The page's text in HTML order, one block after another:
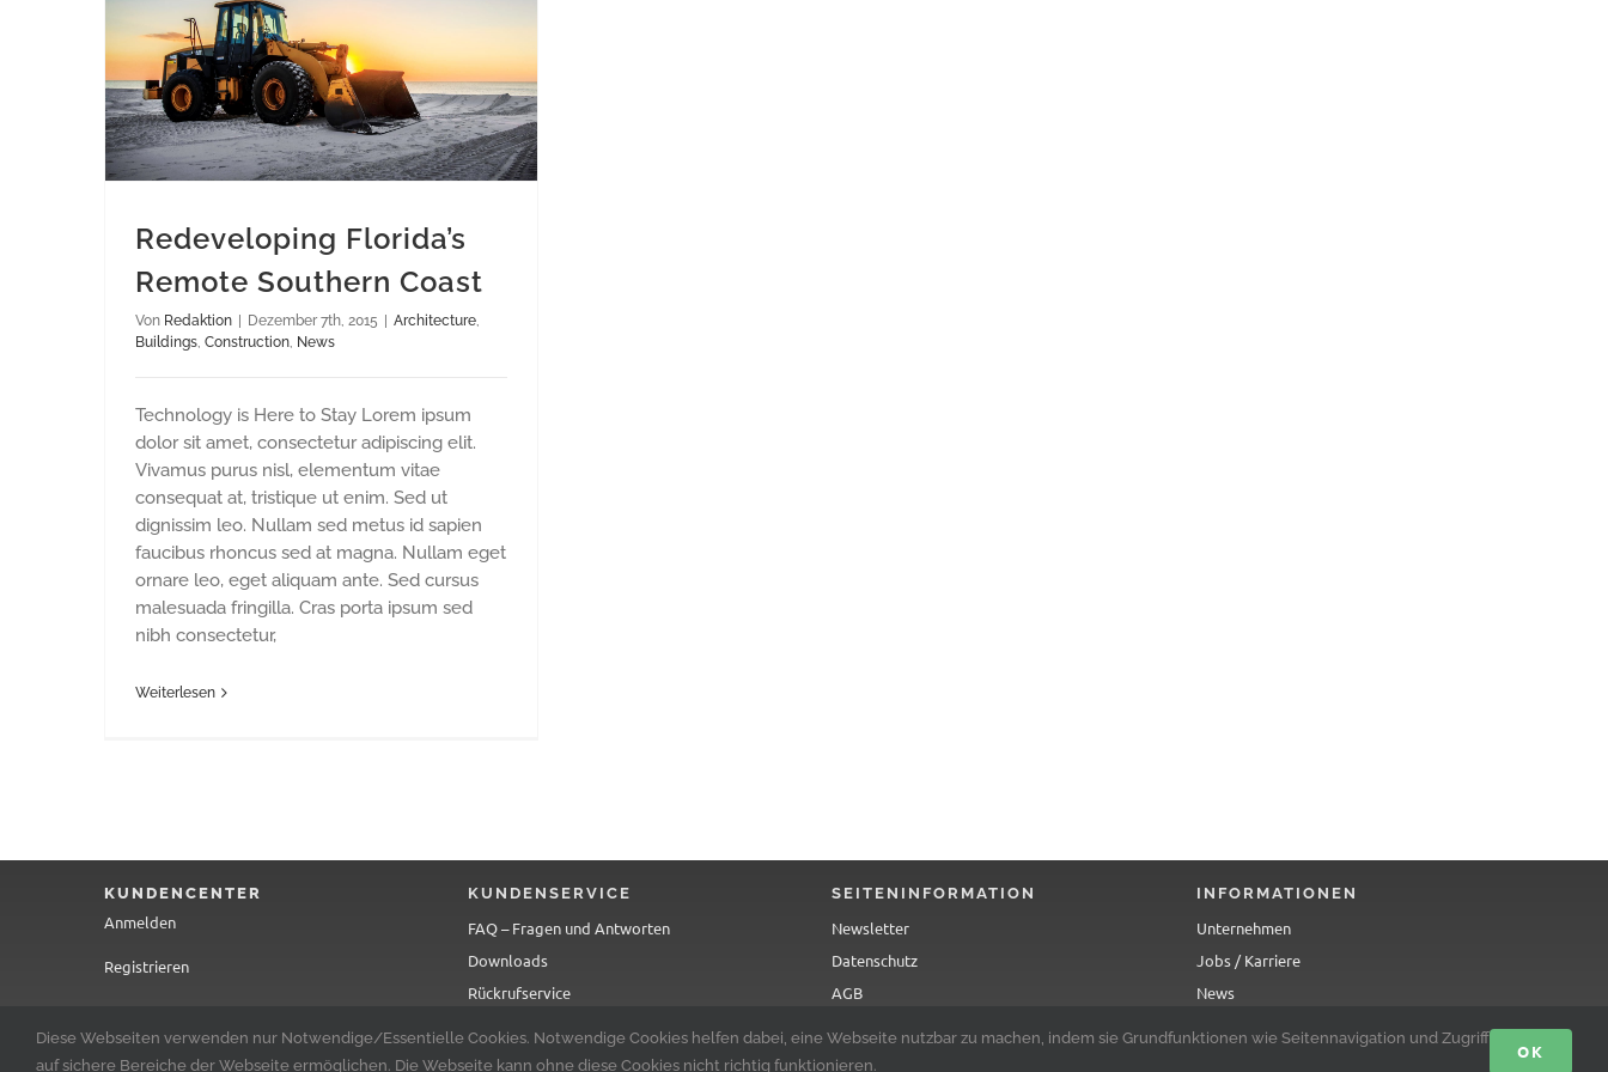
Redeveloping Florida’s
Remote Southern Coast
Von Redaktion | Dezember 7th, 2015 | Architecture,
Buildings, Construction, News
Technology is Here to Stay Lorem ipsum
dolor sit amet, consectetur adipiscing elit.
Vivamus purus nisl, elementum vitae
consequat at, tristique ut enim. Sed ut
dignissim leo. Nullam sed metus id sapien
faucibus rhoncus sed at magna. Nullam eget
ornare leo, eget aliquam ante. Sed cursus
malesuada fringilla. Cras porta ipsum sed
nibh consectetur,
Weiterlesen
KUNDENCENTER
Anmelden
Registrieren
KUNDENSERVICE
FAQ – Fragen und Antworten
Downloads
Rückrufservice
SEITENINFORMATION
Newsletter
Datenschutz
AGB
INFORMATIONEN
Unternehmen
Jobs / Karriere
News
Diese Webseiten verwenden nur Notwendige/Essentielle Cookies. Notwendige Cookies helfen dabei, eine Webseite nutzbar zu machen, indem sie Grundfunktionen wie Seitennavigation und Zugriff
auf sichere Bereiche der Webseite ermöglichen. Die Webseite kann ohne diese Cookies nicht richtig funktionieren.
OK